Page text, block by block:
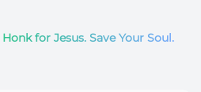
Honk for Jesus. Save Your Soul.